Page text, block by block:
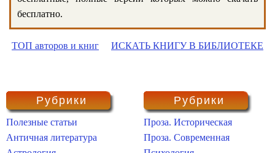
бесплатно.
ТОП авторов и книг ИСКАТЬ КНИГУ В БИБЛИОТЕКЕ
Рубрики
Полезные статьи
Античная литература
Рубрики
Проза. Историческая
Проза. Современная